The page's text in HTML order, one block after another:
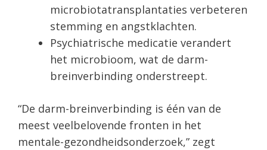
microbiotatransplantaties verbeteren
stemming en angstklachten.
Psychiatrische medicatie verandert
het microbioom, wat de darm-
breinverbinding onderstreept.
“De darm-breinverbinding is één van de
meest veelbelovende fronten in het
mentale-gezondheidsonderzoek,” zegt